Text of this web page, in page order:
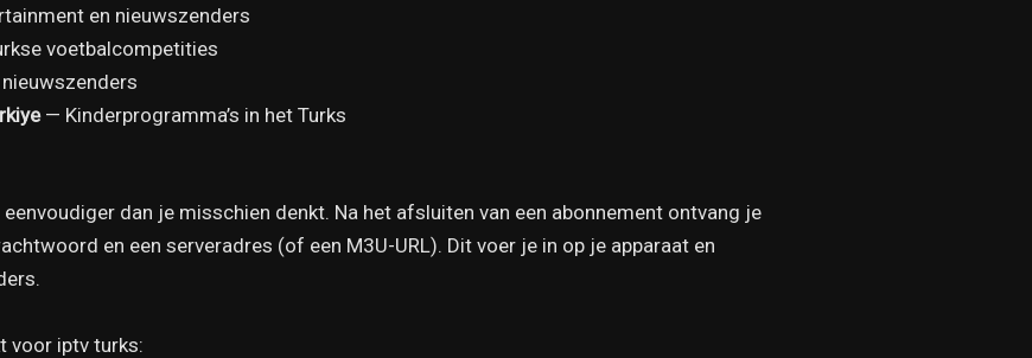
en nieuwszenders
voetbalcompetities
— Kinderprogramma’s in het Turks
eenvoudiger dan je misschien denkt. Na het afsluiten van een abonnement ontvang je
en een serveradres (of een M3U-URL). Dit voer je in op je apparaat en
voor iptv turks: